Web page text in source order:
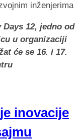
12, jedno od
u organizaciji
će se 16. i 17.
inovacije